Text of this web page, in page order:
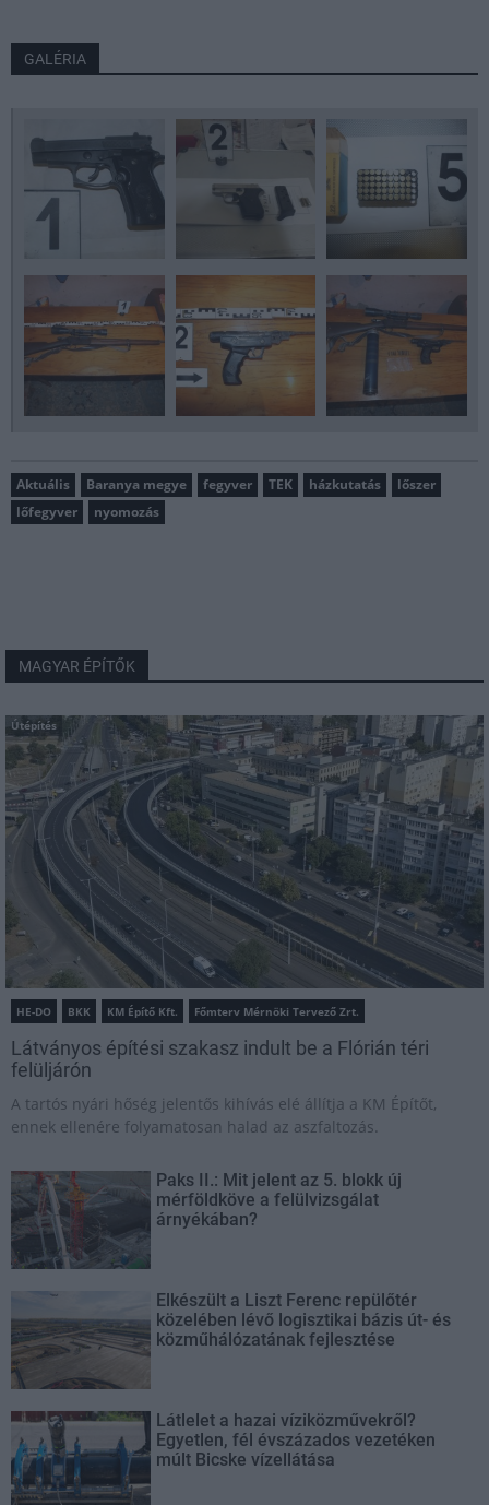
GALÉRIA
Aktuális Baranya megye fegyver TEK házkutatás
lőszer
lőfegyver
nyomozás
MAGYAR ÉPÍTŐK
Útépítés
HE-DO BKK KM Építő Kft. Főmterv Mérnöki Tervező Zrt.
Látványos építési szakasz indult be a Flórián téri
felüljárón
A tartós nyári hőség jelentős kihívás elé állítja a KM Építőt,
ennek ellenére folyamatosan halad az aszfaltozás.
Paks II.: Mit jelent az 5. blokk új
mérföldköve a felülvizsgálat
árnyékában?
Elkészült a Liszt Ferenc repülőtér
közelében lévő logisztikai bázis út- és
közműhálózatának fejlesztése
Látlelet a hazai víziközművekről?
Egyetlen, fél évszázados vezetéken
múlt Bicske vízellátása